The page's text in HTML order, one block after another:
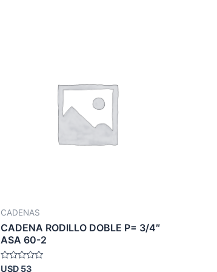
CADENAS
CADENA RODILLO DOBLE P= 3/4″
ASA 60-2
Valorado
USD 53